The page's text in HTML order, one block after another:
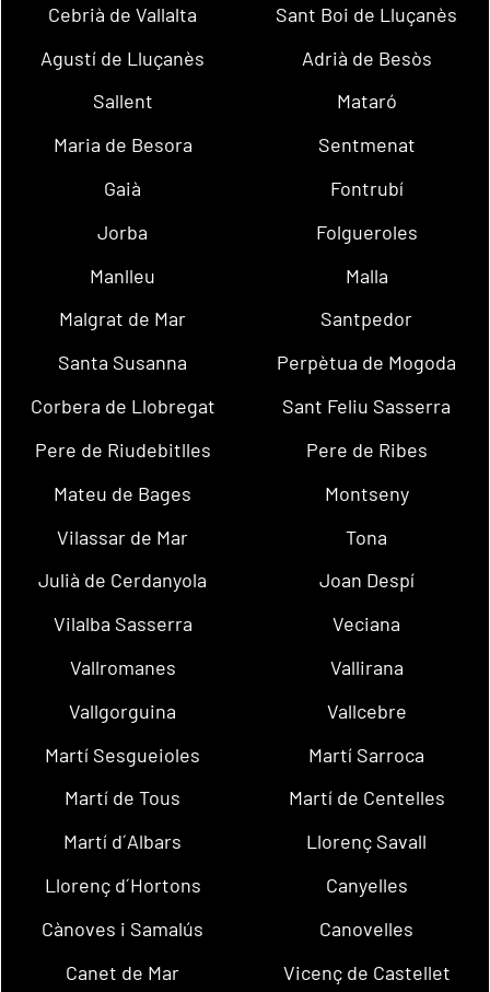
Cebrià de Vallalta
Sant Boi de Lluçanès
Agustí de Lluçanès
Adrià de Besòs
Sallent
Mataró
Maria de Besora
Sentmenat
Gaià
Fontrubí
Jorba
Folgueroles
Manlleu
Malla
Malgrat de Mar
Santpedor
Santa Susanna
Perpètua de Mogoda
Corbera de Llobregat
Sant Feliu Sasserra
Pere de Riudebitlles
Pere de Ribes
Mateu de Bages
Montseny
Vilassar de Mar
Tona
Julià de Cerdanyola
Joan Despí
Vilalba Sasserra
Veciana
Vallromanes
Vallirana
Vallgorguina
Vallcebre
Martí Sesgueioles
Martí Sarroca
Martí de Tous
Martí de Centelles
Martí d´Albars
Llorenç Savall
Llorenç d´Hortons
Canyelles
Cànoves i Samalús
Canovelles
Canet de Mar
Vicenç de Castellet